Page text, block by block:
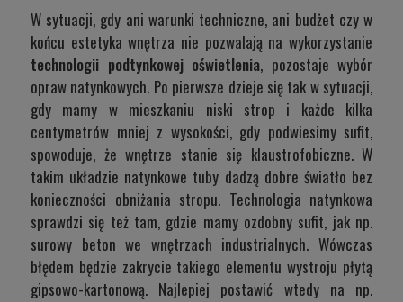
W sytuacji, gdy ani warunki techniczne, ani budżet czy w
końcu estetyka wnętrza nie pozwalają na wykorzystanie
technologii podtynkowej oświetlenia, pozostaje wybór
opraw natynkowych. Po pierwsze dzieje się tak w sytuacji,
gdy mamy w mieszkaniu niski strop i każde kilka
centymetrów mniej z wysokości, gdy podwiesimy sufit,
spowoduje, że wnętrze stanie się klaustrofobiczne. W
takim układzie natynkowe tuby dadzą dobre światło bez
konieczności obniżania stropu. Technologia natynkowa
sprawdzi się też tam, gdzie mamy ozdobny sufit, jak np.
surowy beton we wnętrzach industrialnych. Wówczas
błędem będzie zakrycie takiego elementu wystroju płytą
gipsowo-kartonową. Najlepiej postawić wtedy na np.